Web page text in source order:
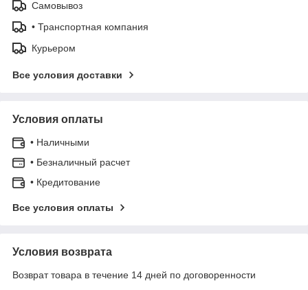
Самовывоз
• Транспортная компания
Курьером
Все условия доставки
Условия оплаты
• Наличными
• Безналичный расчет
• Кредитование
Все условия оплаты
Условия возврата
Возврат товара в течение 14 дней по договоренности